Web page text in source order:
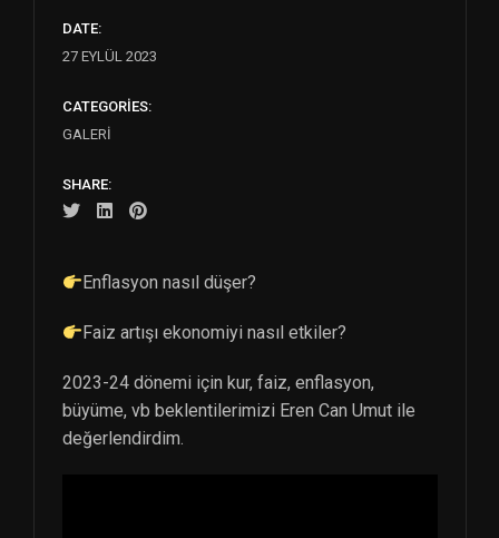
DATE:
27 EYLÜL 2023
CATEGORIES:
GALERI
SHARE:
Enflasyon nasıl düşer?
Faiz artışı ekonomiyi nasıl etkiler?
2023-24 dönemi için kur, faiz, enflasyon,
büyüme, vb beklentilerimizi Eren Can Umut ile
değerlendirdim.